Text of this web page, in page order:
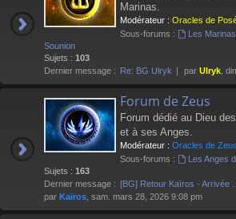
Marinas.
Modérateur : Oracles de
Sous-forums :
Les
Sounion
Sujets : 103
Dernier message :
Re: BG Ulryk par Ulryk ,
Forum de Zeus
Forum dédié au Dieu
et à ses Anges.
Modérateur : Oracles de Zeus
Sous-forums :
Les Anges
Sujets : 163
Dernier message : [BG] Retour Kaïros - Arrivée …
par Kaïros , sam. mars 28, 2026 9:08 pm